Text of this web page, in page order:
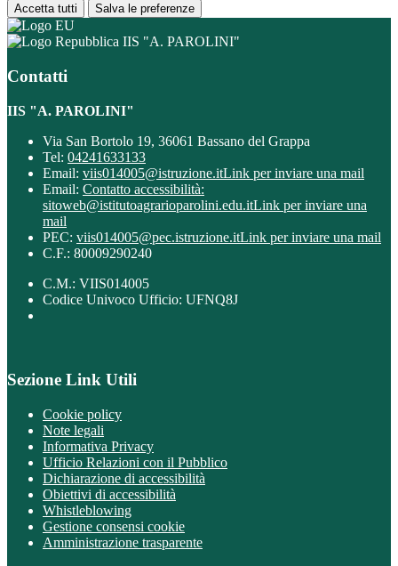
Accetta tutti Salva le preferenze
IIS "A. PAROLINI"
Contatti
IIS "A. PAROLINI"
Via San Bortolo 19, 36061 Bassano del Grappa
Tel: 04241633133
Email: viis014005@istruzione.itLink per inviare una mail
Email: Contatto accessibilità:
sitoweb@istitutoagrarioparolini.edu.itLink per inviare una
mail
PEC: viis014005@pec.istruzione.itLink per inviare una mail
C.F.: 80009290240
C.M.: VIIS014005
Codice Univoco Ufficio: UFNQ8J
Sezione Link Utili
Cookie policy
Note legali
Informativa Privacy
Ufficio Relazioni con il Pubblico
Dichiarazione di accessibilità
Obiettivi di accessibilità
Whistleblowing
Gestione consensi cookie
Amministrazione trasparente